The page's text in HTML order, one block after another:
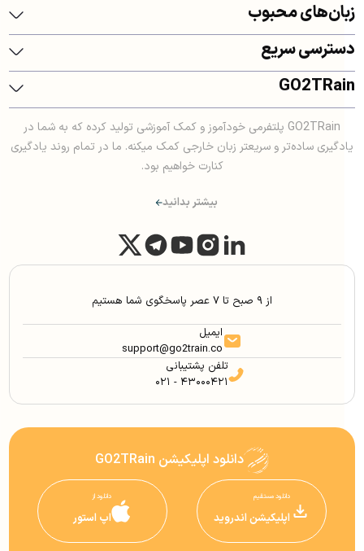
زبان‌های محبوب
دسترسی سریع
GO2TRain
GO2TRain پلتفرمی خودآموز و کمک آموزشی تولید کرده که به شما در
یادگیری ساده‌تر و سریعتر زبان خارجی کمک میکنه. ما در تمام روند یادگیری
کنارت خواهیم بود.
بیشتر بدانید
از ۹ صبح تا ۷ عصر پاسخگوی شما هستیم
ایمیل
support@go2train.co
تلفن پشتیبانی
۰۲۱ - ۴۳۰۰۰۴۲۱
دانلود اپلیکیشن GO2TRain
دانلود مستقیم
اپلیکیشن اندروید
دانلود از
اپ استور